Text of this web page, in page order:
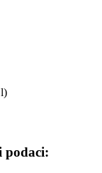
podaci: